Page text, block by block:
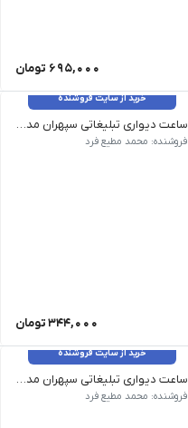
695,000 تومان
خرید از سایت فروشنده
ساعت دیواری تبلیغاتی سپهران مدل کیمیا بعاد 32 × 32 سانتی متر رنگ زرد, سبز, سرمه ای, قرمز, نارنجی, مشکی, آبی
فروشنده: محمد مطیع فرد
344,000تومان
خرید از سایت فروشنده
ساعت دیواری تبلیغاتی سپهران مدل دیاکو 3 ابعاد 50 × 50 سانتی متر رنگ سرمه ای, سفید, طوسی روشن, مشکی تعداد در کارتن 5
فروشنده: محمد مطیع فرد